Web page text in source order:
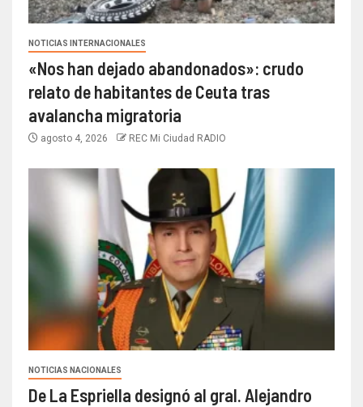
NOTICIAS INTERNACIONALES
«Nos han dejado abandonados»: crudo
relato de habitantes de Ceuta tras
avalancha migratoria
agosto 4, 2026 REC Mi Ciudad RADIO
NOTICIAS NACIONALES
De La Espriella designó al gral. Alejandro